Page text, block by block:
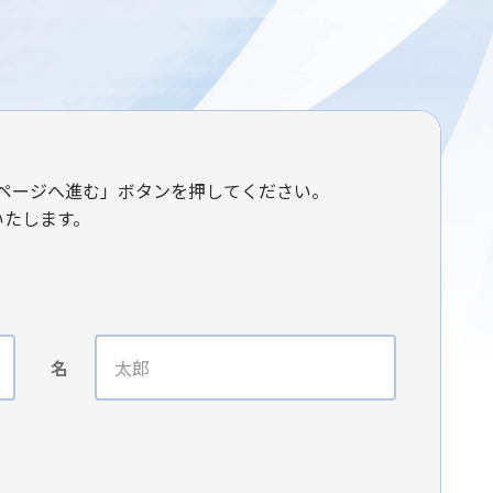
ジへ進む」ボタンを押してください。
します。
名